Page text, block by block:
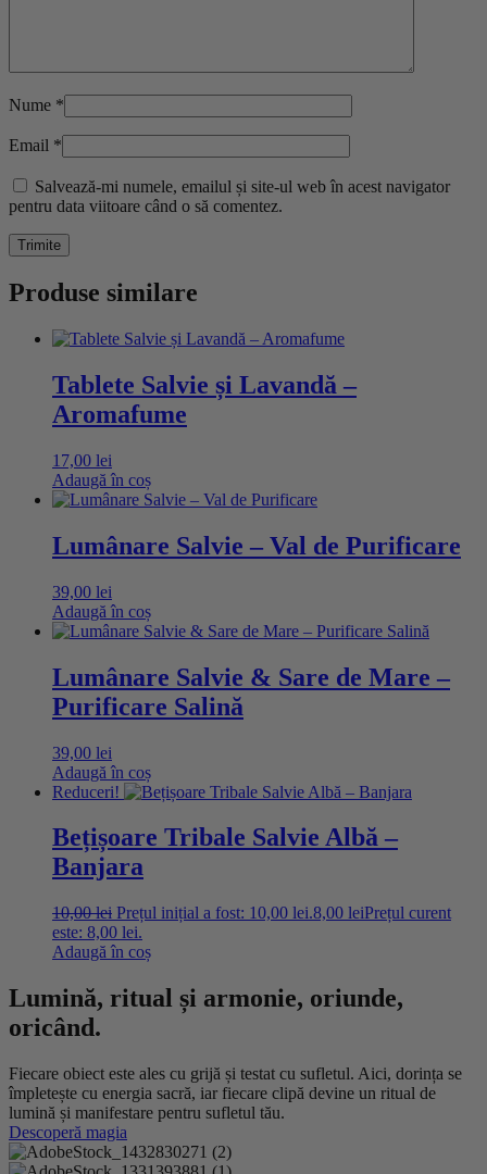
Nume *
Email *
Salvează-mi numele, emailul și site-ul web în acest navigator
pentru data viitoare când o să comentez.
Produse similare
Tablete Salvie și Lavandă –
Aromafume
17,00 lei
Adaugă în coș
Lumânare Salvie – Val de Purificare
39,00 lei
Adaugă în coș
Lumânare Salvie & Sare de Mare –
Purificare Salină
39,00 lei
Adaugă în coș
Reduceri!
Bețișoare Tribale Salvie Albă –
Banjara
10,00lei Prețul inițial a fost: 10,00 lei.8,00 leiPrețul curent
este: 8,00 lei.
Adaugă în coș
Lumină, ritual și armonie, oriunde,
oricând.
Fiecare obiect este ales cu grijă și testat cu sufletul. Aici, dorința se
împletește cu energia sacră, iar fiecare clipă devine un ritual de
lumină și manifestare pentru sufletul tău.
Descoperă magia